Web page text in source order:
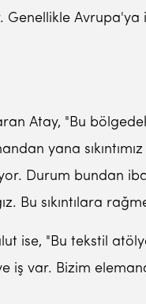
Genellikle
Atay, "Bu
yana
Durum bundan
Bu sıkıntılara
ise, "Bu tekstil
iş var. Bizim